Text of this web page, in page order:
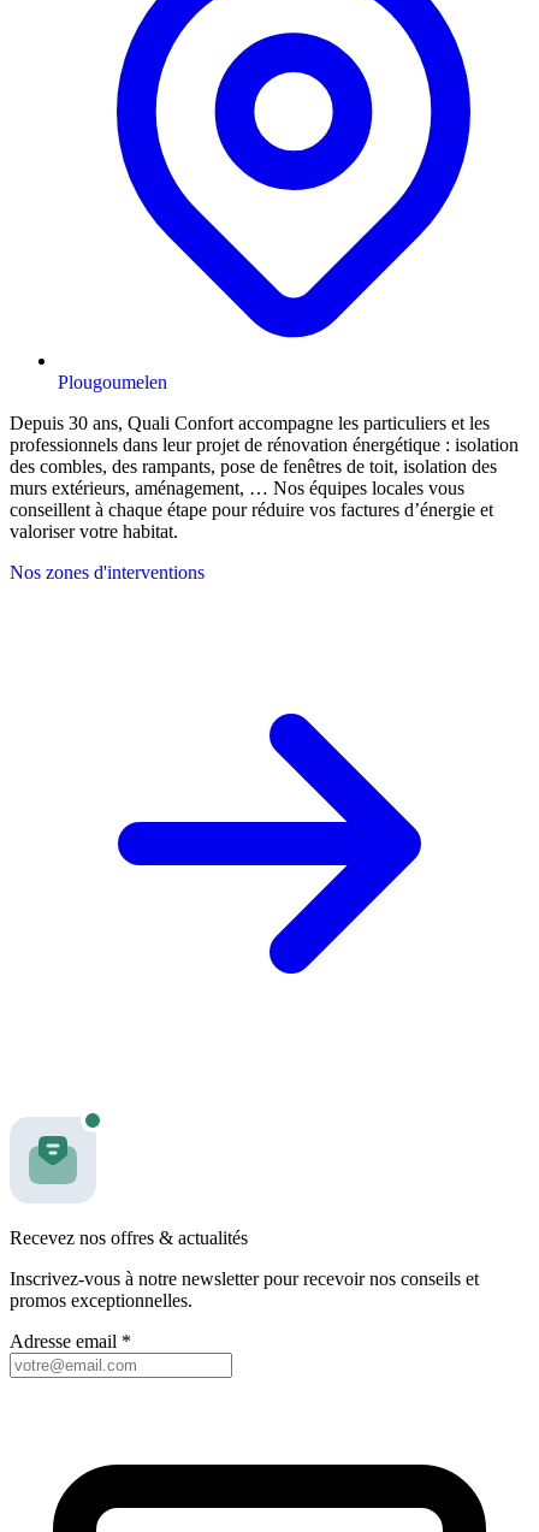
Plougoumelen
Depuis 30 ans, Quali Confort accompagne les particuliers et les
professionnels dans leur projet de rénovation énergétique : isolation
des combles, des rampants, pose de fenêtres de toit, isolation des
murs extérieurs, aménagement, … Nos équipes locales vous
conseillent à chaque étape pour réduire vos factures d’énergie et
valoriser votre habitat.
Nos zones d'interventions
Recevez nos offres & actualités
Inscrivez-vous à notre newsletter pour recevoir nos conseils et
promos exceptionnelles.
Adresse email *